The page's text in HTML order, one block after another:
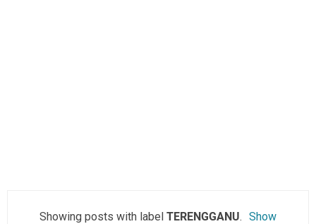
Showing posts with label TERENGGANU. Show